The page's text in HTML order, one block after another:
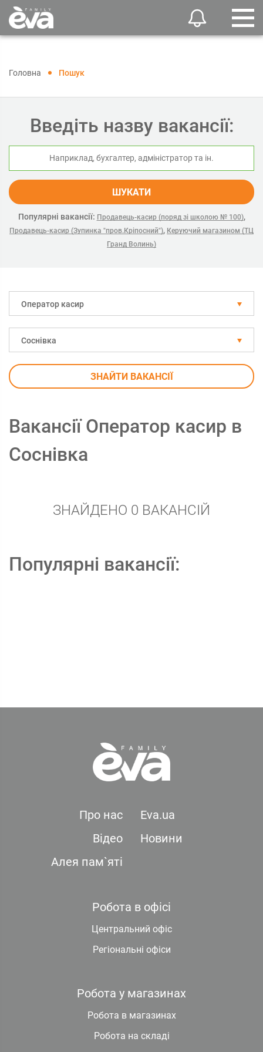
Головна Пошук
Введіть назву вакансії:
ШУКАТИ
Популярні вакансії: Продавець-касир (поряд зі школою № 100),
Продавець-касир (Зупинка "пров.Кріпосний"), Керуючий магазином (ТЦ
Гранд Волинь)
Оператор касир
Соснівка
ЗНАЙТИ ВАКАНСІЇ
Вакансії Оператор касир в
Соснівка
ЗНАЙДЕНО 0 ВАКАНСІЙ
Популярні вакансії:
Про нас
Eva.ua
Відео
Новини
Алея пам`яті
Робота в офісі
Центральний офіс
Регіональні офіси
Робота у магазинах
Робота в магазинах
Робота на складі